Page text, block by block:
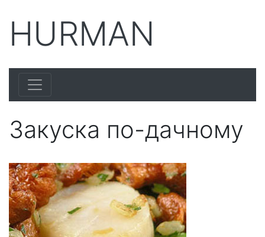
HURMAN
Закуска по-дачному